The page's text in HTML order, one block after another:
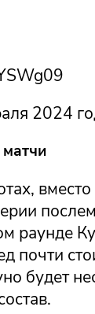
2024
раунде
почти
будет